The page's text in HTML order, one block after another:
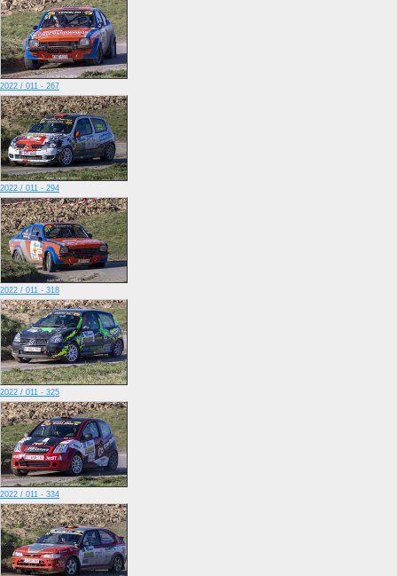
2022 / 011 - 267
2022 / 011 - 294
2022 / 011 - 318
2022 / 011 - 325
2022 / 011 - 334